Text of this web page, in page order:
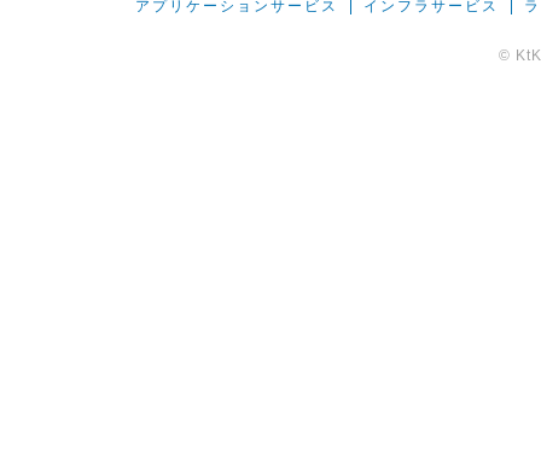
アプリケーションサービス インフラサービス
©